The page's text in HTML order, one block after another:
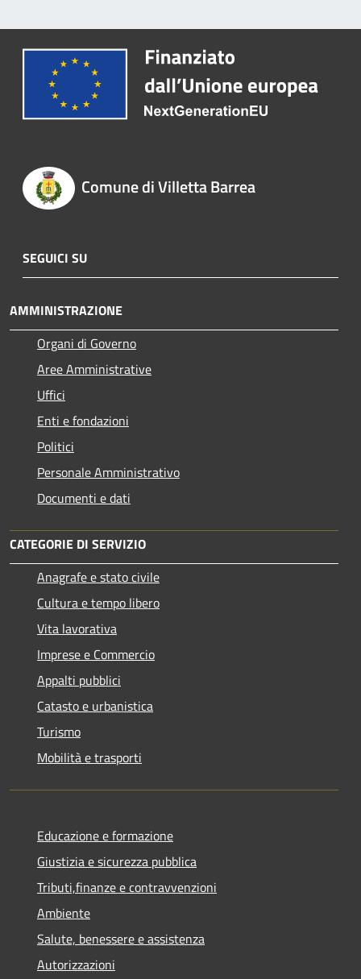
Comune di Villetta Barrea
SEGUICI SU
AMMINISTRAZIONE
Organi di Governo
Aree Amministrative
Uffici
Enti e fondazioni
Politici
Personale Amministrativo
Documenti e dati
CATEGORIE DI SERVIZIO
Anagrafe e stato civile
Cultura e tempo libero
Vita lavorativa
Imprese e Commercio
Appalti pubblici
Catasto e urbanistica
Turismo
Mobilità e trasporti
Educazione e formazione
Giustizia e sicurezza pubblica
Tributi,finanze e contravvenzioni
Ambiente
Salute, benessere e assistenza
Autorizzazioni